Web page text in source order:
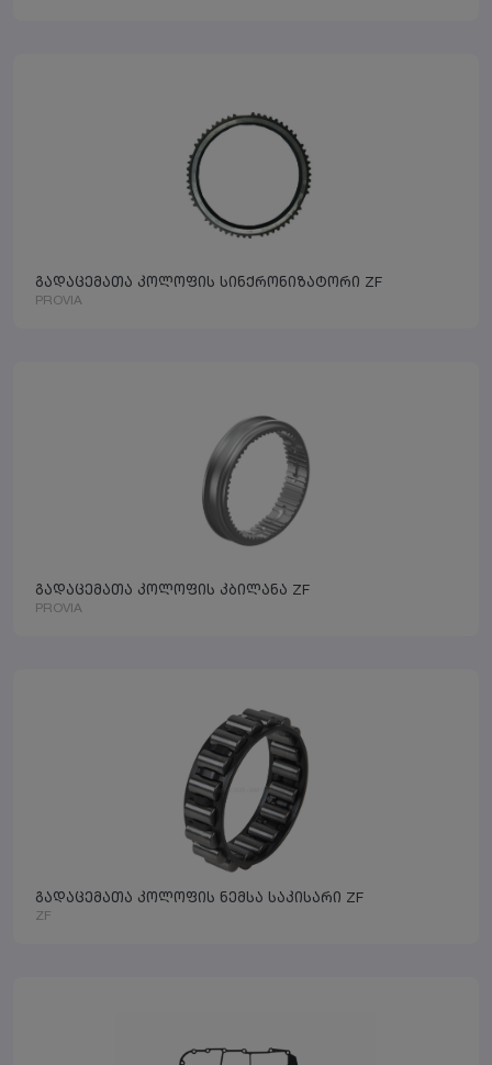
გადაცემათა კოლოფის სინქრონიზატორი ZF
PROVIA
გადაცემათა კოლოფის კბილანა ZF
PROVIA
გადაცემათა კოლოფის ნემსა საკისარი ZF
ZF